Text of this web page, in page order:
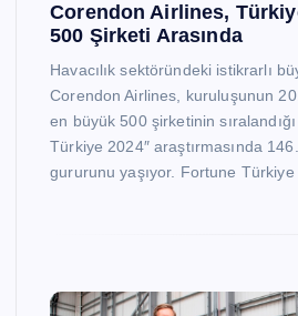
Corendon Airlines,
500 Şirketi Arasında
Havacılık sektöründeki istikrarlı
Corendon Airlines, kuruluşunun
en büyük 500 şirketinin
Türkiye 2024″ araştırmasında
gururunu yaşıyor. Fortune Türkiye